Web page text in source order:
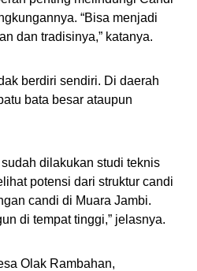
“Bisa menjadi
dan tradisinya,” katanya.
berdiri sendiri. Di daerah
bata besar ataupun
dilakukan studi teknis
potensi dari struktur candi
candi di Muara Jambi.
di tempat tinggi,” jelasnya.
Olak Rambahan,